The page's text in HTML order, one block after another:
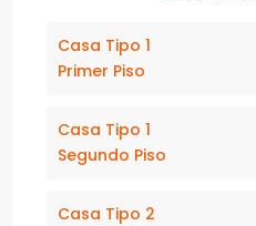
Casa Tipo 1
Primer Piso
Casa Tipo 1
Segundo Piso
Casa Tipo 2